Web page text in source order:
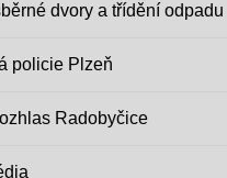
dvory a třídění odpadu
policie Plzeň
Radobyčice